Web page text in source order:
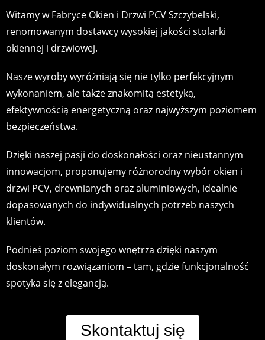
Witamy w Fabryce Okien i Drzwi PCV Szczybelski,
renomowanym dostawcy wysokiej jakości stolarki
okiennej i drzwiowej.
Nasze wyroby wyróżniają się nie tylko perfekcyjnym
wykonaniem, ale także znakomitą estetyką,
efektywnością energetyczną oraz najwyższym poziomem
bezpieczeństwa.
Dzięki naszej pasji do doskonałości oraz nieustannym
innowacjom, proponujemy różnorodny wybór okien i
drzwi PCV, drewnianych oraz aluminiowych, idealnie
dopasowanych do indywidualnych potrzeb naszych
klientów.
Podnieś poziom swojego wnętrza dzięki naszym
doskonałym rozwiązaniom – tam, gdzie funkcjonalność
spotyka się z elegancją.
Skontaktuj się